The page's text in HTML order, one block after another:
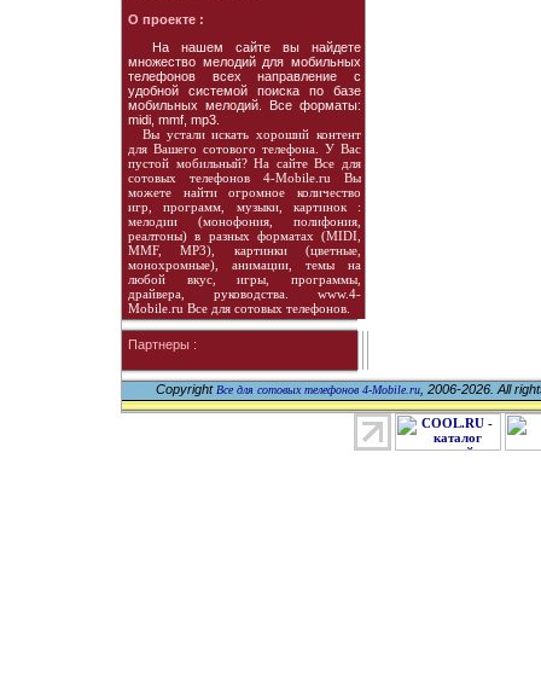
О проекте :
На нашем сайте вы найдете
множество мелодий для мобильных
телефонов всех направление с
удобной системой поиска по базе
мобильных мелодий. Все форматы:
midi, mmf, mp3.
Вы устали искать хороший контент
для Вашего сотового телефона. У Вас
пустой мобильный? На сайте Все для
сотовых телефонов 4-Mobile.ru Вы
можете найти огромное количество
игр, программ, музыки, картинок :
мелодии (монофония, полифония,
реалтоны) в разных форматах (MIDI,
MMF, MP3), картинки (цветные,
монохромные), анимации, темы на
любой вкус, игры, программы,
драйвера, руководства. www.4-
Mobile.ru Все для сотовых телефонов.
Партнеры :
Copyright Все для сотовых телефонов 4-Mobile.ru, 2006-2026. All